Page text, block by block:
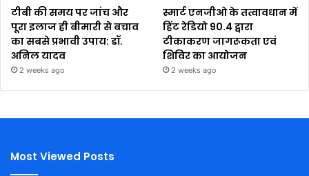
टीबी की समय पर जांच और
पूरा इलाज ही बीमारी से बचाव
का सबसे प्रभावी उपाय: डॉ.
अनिल यादव
2 weeks ago
स्मार्ट एनजीओ के तत्वावधान में
हिंट रेडियो 90.4 द्वारा
टीकाकरण जागरूकता एवं
शिविर का आयोजन
2 weeks ago
Most Viewed Posts